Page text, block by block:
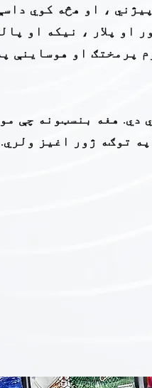
، او هڅه کوي
او پلار ، نیکه او
پرمختګ او هوساینې
دي. هغه بنسټونه چې
توګه ژور اغیز